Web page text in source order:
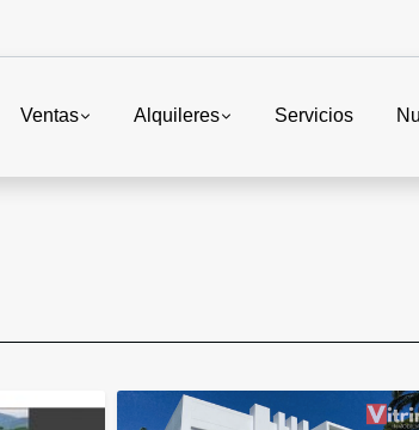
Ventas Alquileres Servicios